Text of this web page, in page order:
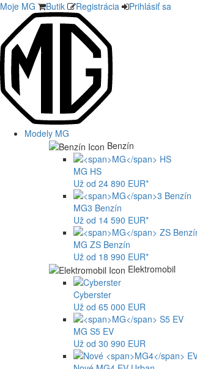
Moje MG Butik Registrácia Prihlásiť sa
Modely MG
Benzín
MG HS
Už od 24 890 EUR*
MG3 Benzín
Už od 14 590 EUR*
MG ZS Benzín
Už od 18 990 EUR*
Elektromobil
Cyberster
Už od 65 000 EUR
MG S5 EV
Už od 30 990 EUR